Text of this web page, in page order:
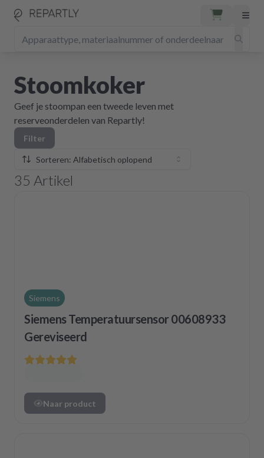
Stoomkoker
Geef je stoompan een tweede leven met
reserveonderdelen van Repartly!
Filter
Sorteren: Alfabetisch oplopend
35 Artikel
Siemens
Siemens Temperatuursensor 00608933
Gereviseerd
Naar product